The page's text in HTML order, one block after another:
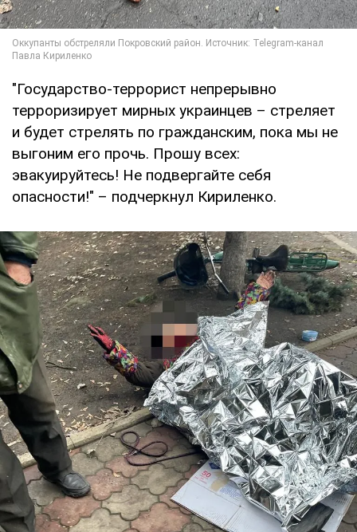
"Государство-террорист непрерывно
терроризирует мирных украинцев – стреляет
и будет стрелять по гражданским, пока мы не
выгоним его прочь. Прошу всех:
эвакуируйтесь! Не подвергайте себя
опасности!" – подчеркнул Кириленко.